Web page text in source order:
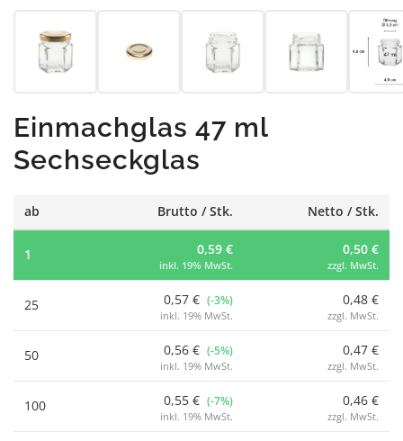
Einmachglas 47 ml
Sechseckglas
ab Brutto / Stk. Netto / Stk.
1 0,59 €
inkl. 19% MwSt.
0,50 €
zzgl. MwSt.
25 0,57 € (-3%)
inkl. 19% MwSt.
0,48 €
zzgl. MwSt.
50 0,56 € (-5%)
inkl. 19% MwSt.
0,47 €
zzgl. MwSt.
100 0,55 € (-7%)
inkl. 19% MwSt.
0,46 €
zzgl. MwSt.